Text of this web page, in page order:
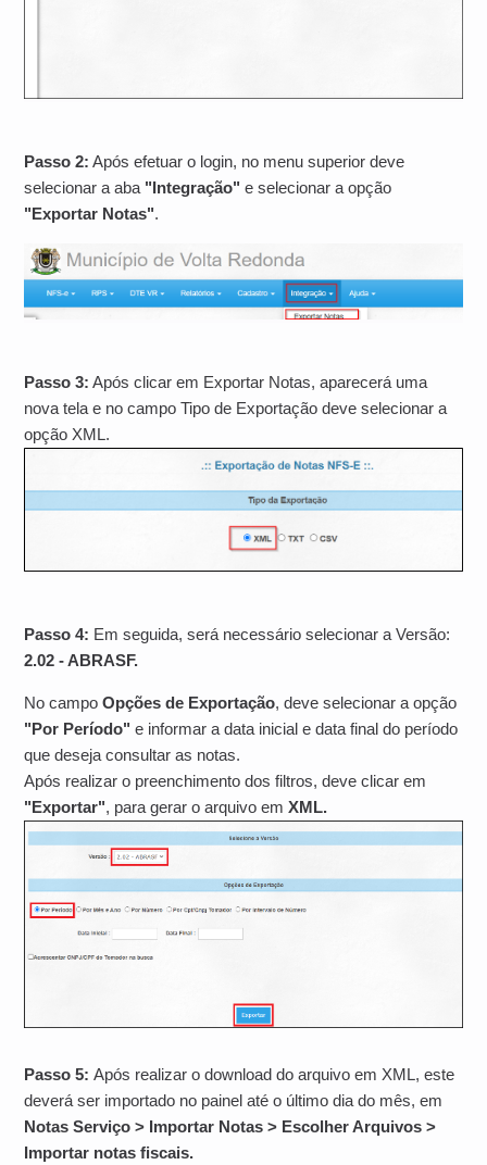
Passo 2: Após efetuar o login, no menu superior deve
selecionar a aba "Integração" e selecionar a opção
"Exportar Notas".
Passo 3: Após clicar em Exportar Notas, aparecerá uma
nova tela e no campo Tipo de Exportação deve selecionar a
opção XML.
Passo 4: Em seguida, será necessário selecionar a Versão:
2.02 - ABRASF.
No campoOpções de Exportação, deve selecionar a opção
"Por Período"e informar a data inicial e data final do período
que deseja consultar as notas.
Após realizar o preenchimento dos filtros, deve clicar em
"Exportar", para gerar o arquivo emXML.
Passo 5:Após realizar o download do arquivo em XML, este
deverá ser importado no painel até o último dia do mês, em
Notas Serviço > Importar Notas > Escolher Arquivos >
Importar notas fiscais.